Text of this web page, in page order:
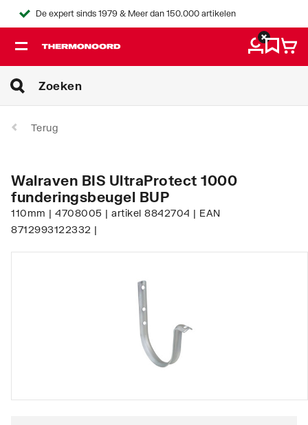
De expert sinds 1979 & Meer dan 150.000 artikelen
Terug
Walraven BIS UltraProtect 1000
funderingsbeugel BUP
110mm | 4708005 | artikel 8842704 | EAN
8712993122332 |